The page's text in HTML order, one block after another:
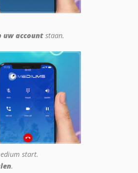
uw account staan.
start.
.